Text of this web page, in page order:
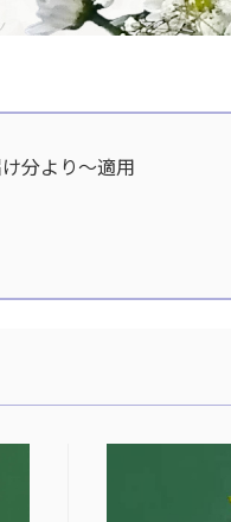
分より〜適用